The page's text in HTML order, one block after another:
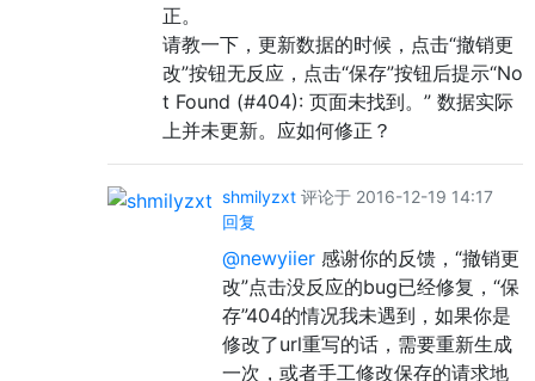
正。
请教一下，更新数据的时候，点击“撤销更
改”按钮无反应，点击“保存”按钮后提示“No
t Found (#404): 页面未找到。” 数据实际
上并未更新。应如何修正？
shmilyzxt 评论于 2016-12-19 14:17
回复
@newyiier 感谢你的反馈，“撤销更
改”点击没反应的bug已经修复，“保
存”404的情况我未遇到，如果你是
修改了url重写的话，需要重新生成
一次，或者手工修改保存的请求地